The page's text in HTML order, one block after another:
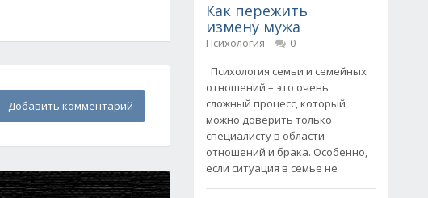
Добавить комментарий
Как пережить
измену мужа
Психология
0
Психология семьи и семейных
отношений – это очень
сложный процесс, который
можно доверить только
специалисту в области
отношений и брака. Особенно,
если ситуация в семье не